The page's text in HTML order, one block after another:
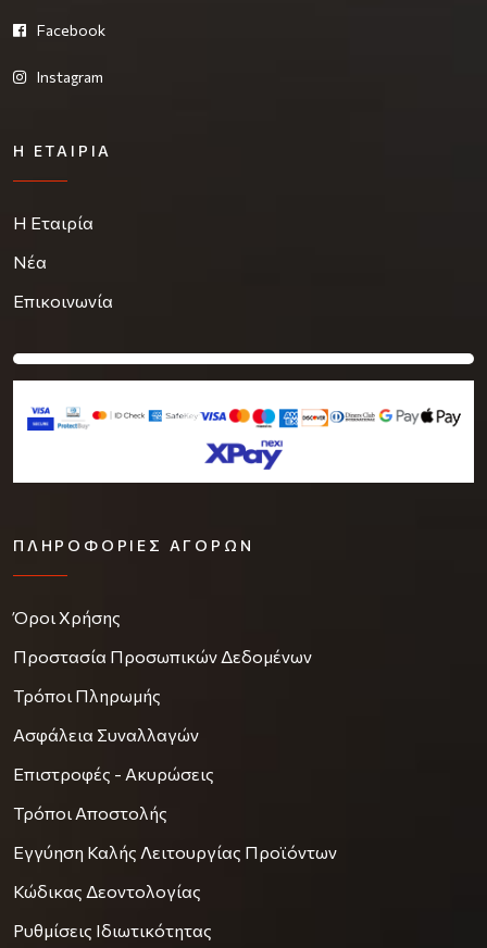
Facebook
Instagram
Η ΕΤΑΙΡΊΑ
Η Εταιρία
Νέα
Επικοινωνία
ΠΛΗΡΟΦΟΡΊΕΣ ΑΓΟΡΏΝ
Όροι Χρήσης
Προστασία Προσωπικών Δεδομένων
Τρόποι Πληρωμής
Ασφάλεια Συναλλαγών
Επιστροφές - Ακυρώσεις
Τρόποι Αποστολής
Εγγύηση Καλής Λειτουργίας Προϊόντων
Κώδικας Δεοντολογίας
Ρυθμίσεις Ιδιωτικότητας